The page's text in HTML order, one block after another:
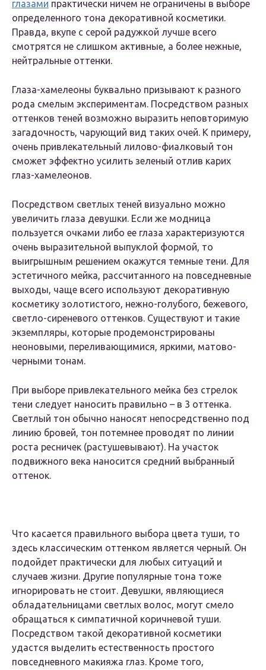
глазами практически ничем не ограничены в выборе
определенного тона декоративной косметики.
Правда, вкупе с серой радужкой лучше всего
смотрятся не слишком активные, а более нежные,
нейтральные оттенки.
Глаза-хамелеоны буквально призывают к разного
рода смелым экспериментам. Посредством разных
оттенков теней возможно выразить неповторимую
загадочность, чарующий вид таких очей. К примеру,
очень привлекательный лилово-фиалковый тон
сможет эффектно усилить зеленый отлив карих
глаз-хамелеонов.
Посредством светлых теней визуально можно
увеличить глаза девушки. Если же модница
пользуется очками либо ее глаза характеризуются
очень выразительной выпуклой формой, то
выигрышным решением окажутся темные тени. Для
эстетичного мейка, рассчитанного на повседневные
выходы, чаще всего используют декоративную
косметику золотистого, нежно-голубого, бежевого,
светло-сиреневого оттенков. Существуют и такие
экземпляры, которые продемонстрированы
неоновыми, переливающимися, яркими, матово-
черными тонам.
При выборе привлекательного мейка без стрелок
тени следует наносить правильно – в 3 оттенка.
Светлый тон обычно наносят непосредственно под
линию бровей, тон потемнее проводят по линии
роста ресничек (растушевывают). На участок
подвижного века наносится средний выбранный
оттенок.
Что касается правильного выбора цвета туши, то
здесь классическим оттенком является черный. Он
подойдет практически для любых ситуаций и
случаев жизни. Другие популярные тона тоже
игнорировать не стоит. Девушки, являющиеся
обладательницами светлых волос, могут смело
обращаться к симпатичной коричневой туши.
Посредством такой декоративной косметики
удастся выделить естественность простого
повседневного макияжа глаз. Кроме того,